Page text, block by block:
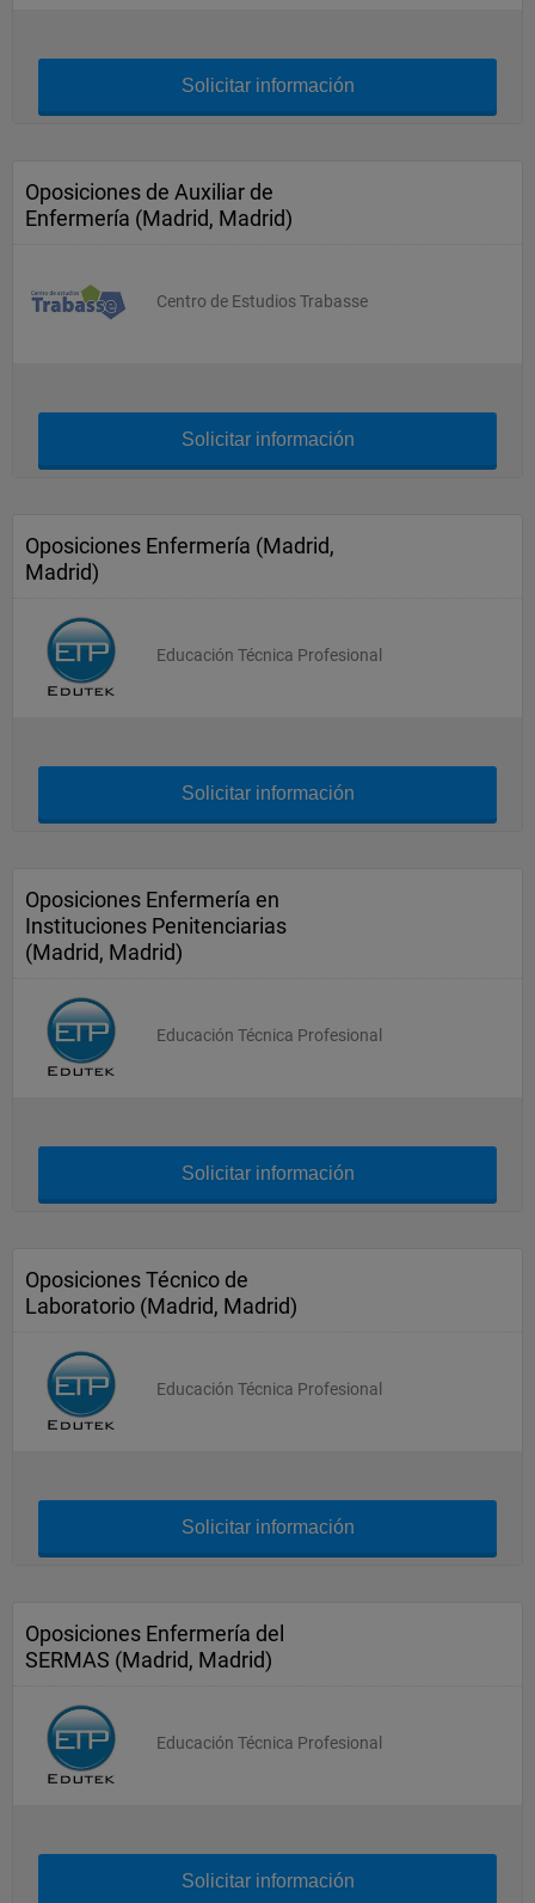
Solicitar información
Oposiciones de Auxiliar de
Enfermería (Madrid, Madrid)
Centro de Estudios Trabasse
Solicitar información
Oposiciones Enfermería (Madrid,
Madrid)
Educación Técnica Profesional
Solicitar información
Oposiciones Enfermería en
Instituciones Penitenciarias
(Madrid, Madrid)
Educación Técnica Profesional
Solicitar información
Oposiciones Técnico de
Laboratorio (Madrid, Madrid)
Educación Técnica Profesional
Solicitar información
Oposiciones Enfermería del
SERMAS (Madrid, Madrid)
Educación Técnica Profesional
Solicitar información